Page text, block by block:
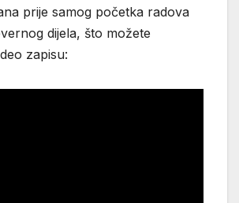
prije samog početka radova
dijela, što možete
zapisu: